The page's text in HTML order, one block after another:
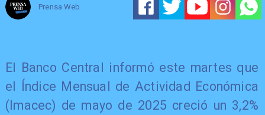
Prensa Web
El Banco Central informó este martes que
el Índice Mensual de Actividad Económica
(Imacec) de mayo de 2025 creció un 3,2%